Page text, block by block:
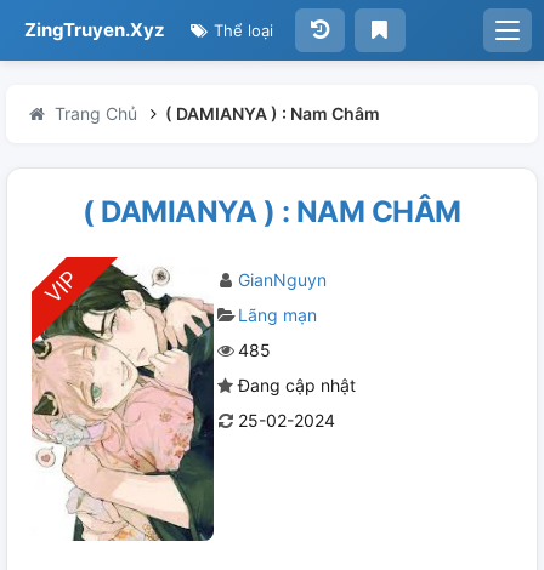
ZingTruyen.Xyz Thể loại
Trang Chủ ( DAMIANYA ) : Nam Châm
( DAMIANYA ) : NAM CHÂM
GianNguyn
Lãng mạn
485
Đang cập nhật
25-02-2024